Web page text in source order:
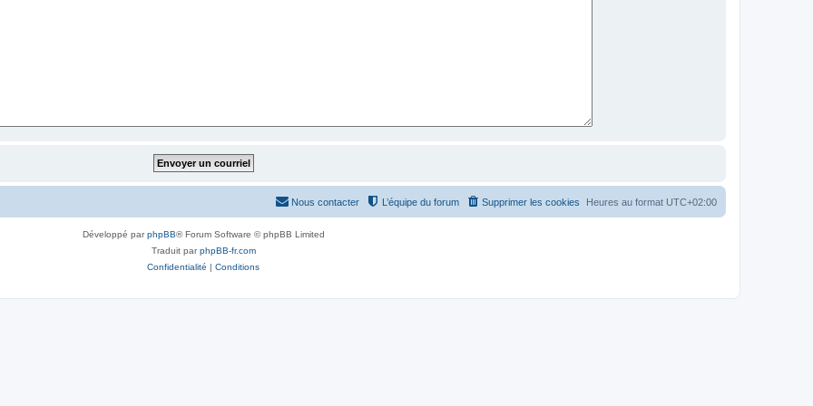
Heures au format UTC+02:00
Supprimer les cookies
L’équipe du forum
Nous contacter
Développé parphpBB® Forum Software © phpBB Limited
Traduit parphpBB-fr.com
Confidentialité | Conditions